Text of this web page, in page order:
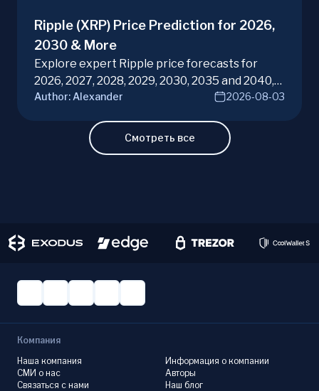
Ripple (XRP) Price Prediction for 2026,
2030 & More
Explore expert Ripple price forecasts for
2026, 2027, 2028, 2029, 2030, 2035 and 2040,
diving into XRP potential in the evolving
investment decisions with ChangeHero!
Author: Alexander 2026-08-03
Смотреть все
Компания
Наша компания
СМИ о нас
Связаться с нами
Информация о компании
Авторы
Наш блог